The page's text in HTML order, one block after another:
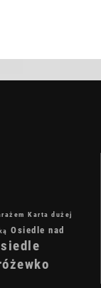
Karta dużej
Osiedle nad